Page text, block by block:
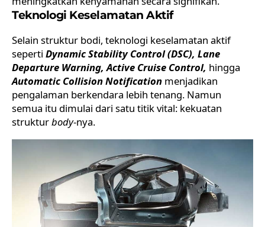
Teknologi Keselamatan Aktif
Selain struktur bodi, teknologi keselamatan aktif
seperti Dynamic Stability Control (DSC), Lane
Departure Warning, Active Cruise Control, hingga
Automatic Collision Notification menjadikan
pengalaman berkendara lebih tenang. Namun
semua itu dimulai dari satu titik vital: kekuatan
strukturbody-nya.